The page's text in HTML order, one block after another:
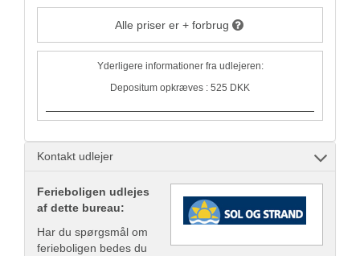
Alle priser er + forbrug
Yderligere informationer fra udlejeren:
Depositum opkræves : 525 DKK
Kontakt udlejer
Ferieboligen udlejes
af dette bureau:
Har du spørgsmål om
ferieboligen bedes du